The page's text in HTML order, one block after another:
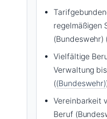
regelmäßigen
(Bundeswehr)
Vielfältige
Verwaltung
((Bundeswehr)
Vereinbarkeit
Beruf